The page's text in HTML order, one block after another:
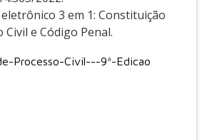
3 em 1: Constituição
Civil e Código Penal.